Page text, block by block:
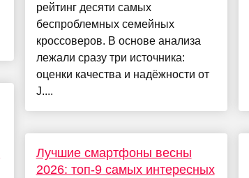
рейтинг десяти самых
беспроблемных семейных
кроссоверов. В основе анализа
лежали сразу три источника:
оценки качества и надёжности от
J....
Лучшие смартфоны весны
2026: топ-9 самых интересных